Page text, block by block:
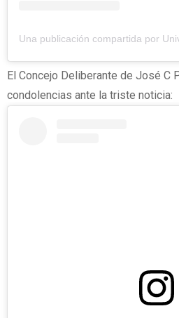
El Concejo Deliberante de José C
condolencias ante la triste noticia: